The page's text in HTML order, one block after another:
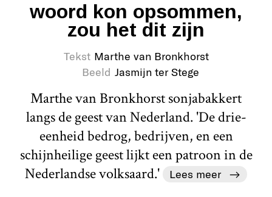
woord kon opsommen,
zou het dit zijn
Tekst Marthe van Bronkhorst
Beeld Jasmijn ter Stege
Marthe van Bronkhorst sonjabakkert
langs de geest van Nederland. 'De drie-
eenheid bedrog, bedrijven, en een
schijnheilige geest lijkt een patroon in de
Nederlandse volksaard.'
Lees meer